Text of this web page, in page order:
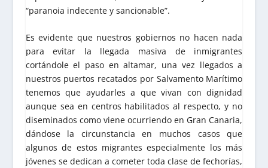
“paranoia indecente y sancionable”.
Es evidente que nuestros gobiernos no hacen nada
para evitar la llegada masiva de inmigrantes
cortándole el paso en altamar, una vez llegados a
nuestros puertos recatados por Salvamento Marítimo
tenemos que ayudarles a que vivan con dignidad
aunque sea en centros habilitados al respecto, y no
diseminados como viene ocurriendo en Gran Canaria,
dándose la circunstancia en muchos casos que
algunos de estos migrantes especialmente los más
jóvenes se dedican a cometer toda clase de fechorías,